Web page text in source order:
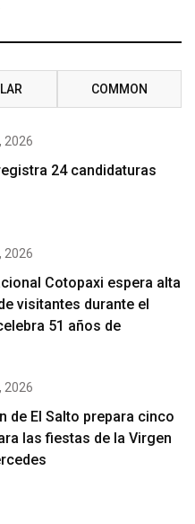
COMMON
2026
24 candidaturas
2026
Cotopaxi espera alta
visitantes durante el
51 años de
2026
de El Salto prepara cinco
las fiestas de la Virgen